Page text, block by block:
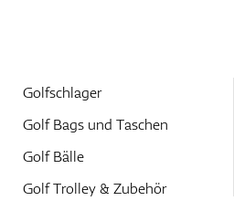
Golfschlager
Golf Bags und Taschen
Golf Bälle
Golf Trolley & Zubehör